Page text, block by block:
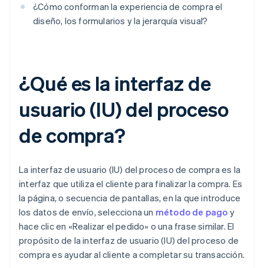
¿Cómo conforman la experiencia de compra el
diseño, los formularios y la jerarquía visual?
¿Qué es la interfaz de
usuario (IU) del proceso
de compra?
La interfaz de usuario (IU) del proceso de compra es la
interfaz que utiliza el cliente para finalizar la compra. Es
la página, o secuencia de pantallas, en la que introduce
los datos de envío, selecciona un método de pago y
hace clic en «Realizar el pedido» o una frase similar. El
propósito de la interfaz de usuario (IU) del proceso de
compra es ayudar al cliente a completar su transacción.